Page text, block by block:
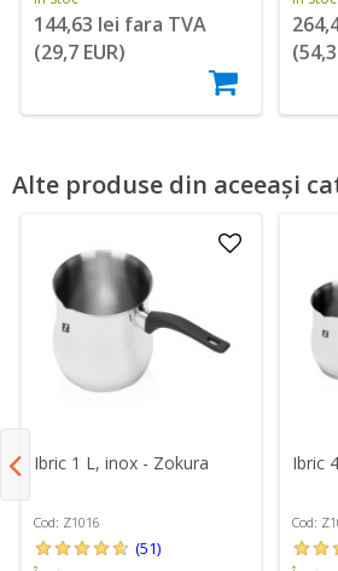
144,63 lei fara TVA
(29,7 EUR)
Alte produse din aceeași
Ibric 1 L, inox - Zokura
Cod: Z1016
(51)
Ibric
Cod: